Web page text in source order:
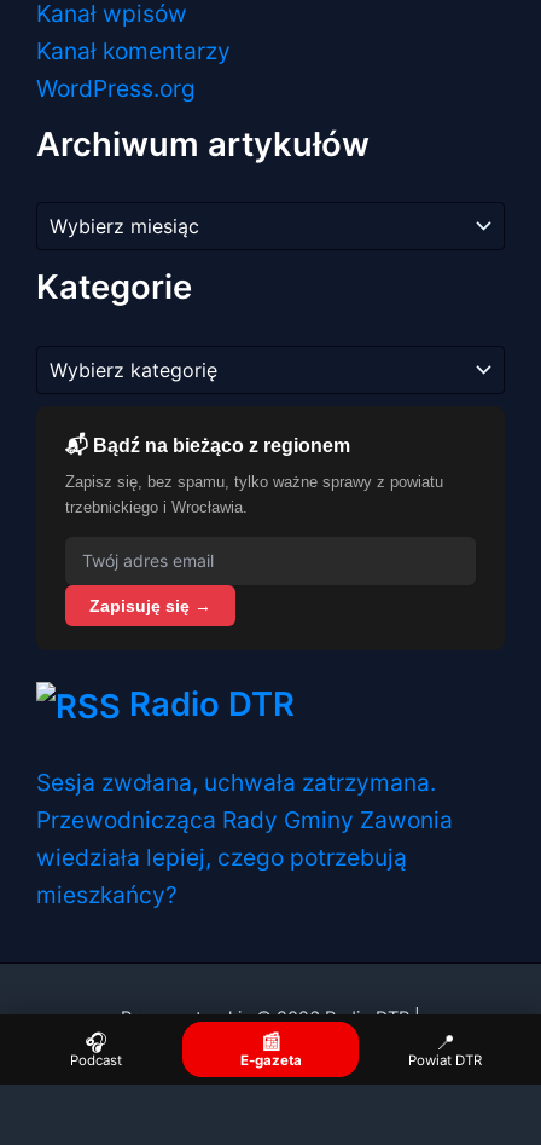
Kanał wpisów
Kanał komentarzy
WordPress.org
Archiwum artykułów
artykułów
Kategorie
📬 Bądź na bieżąco z regionem
Zapisz się, bez spamu, tylko ważne sprawy z powiatu
trzebnickiego i Wrocławia.
Zapisuję się →
Radio DTR
Sesja zwołana, uchwała zatrzymana.
Przewodnicząca Rady Gminy Zawonia
wiedziała lepiej, czego potrzebują
mieszkańcy?
Prawa autorskie © 2026 Radio DTR |
🎧
Podcast
📰
E-gazeta
📍
Powiat DTR